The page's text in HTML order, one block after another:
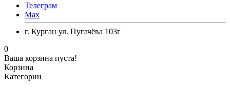
Телеграм
Max
г. Курган ул. Пугачёва 103г
0
Ваша корзина пуста!
Корзина
Категории